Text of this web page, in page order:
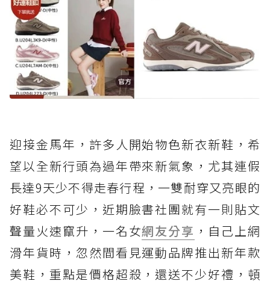
迎接金馬年，許多人開始物色新衣新鞋，希
望以全新行頭為過年帶來新氣象，尤其連假
長達9天少不得走春行程，一雙耐穿又亮眼的
好鞋必不可少，近期臉書社團就有一則貼文
聲量火速竄升，一名女網友分享 ，自己上網
滑年貨時，忽然間看見運動品牌推出新年款
美鞋，重點是價格超殺，還送不少好禮，頓